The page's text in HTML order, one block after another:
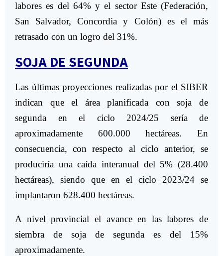
labores es del 64% y el sector Este (Federación,
San Salvador, Concordia y Colón) es el más
retrasado con un logro del 31%.
SOJA DE SEGUNDA
Las últimas proyecciones realizadas por el SIBER
indican que el área planificada con soja de
segunda en el ciclo 2024/25 sería de
aproximadamente 600.000 hectáreas. En
consecuencia, con respecto al ciclo anterior, se
produciría una caída interanual del 5% (28.400
hectáreas), siendo que en el ciclo 2023/24 se
implantaron 628.400 hectáreas.
A nivel provincial el avance en las labores de
siembra de soja de segunda es del 15%
aproximadamente.